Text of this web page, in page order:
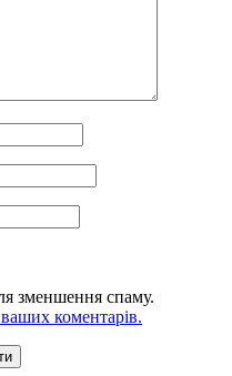
зменшення спаму.
коментарів.